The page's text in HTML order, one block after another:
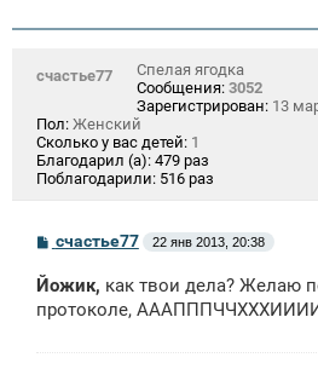
счастье77
Спелая ягодка
Сообщения: 3052
Зарегистрирован: 13
Пол: Женский
Сколько у вас детей: 1
Благодарил (а): 479 раз
Поблагодарили: 516 раз
С
б
щ
е
счастье77 22 янв 2013, 20:38
Йожик, как твои дела? Желаю
протоколе,